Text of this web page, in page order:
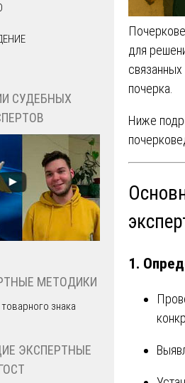
для
почерка.
Ниже
1.
СУДЕБНЫХ
МЕТОДИКИ
знака
ЭКСПЕРТНЫЕ